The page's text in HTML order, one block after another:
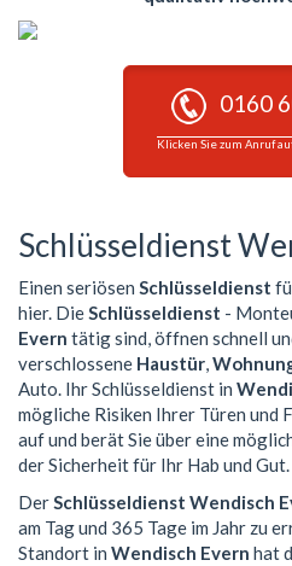
0160
Klicken Sie zum Anruf
Schlüsseldienst
Einen seriösen Schlüsseldienst
hier. DieSchlüsseldienst -
Evern tätig sind, öffnen schnell
verschlossene Haustür,
Auto. Ihr Schlüsseldienst in
mögliche Risiken Ihrer Türen und
auf und berät Sie über eine
der Sicherheit für Ihr Hab und Gut.
DerSchlüsseldienst Wendisch
am Tag und 365 Tage im Jahr zu
Standort in Wendisch Evern hat